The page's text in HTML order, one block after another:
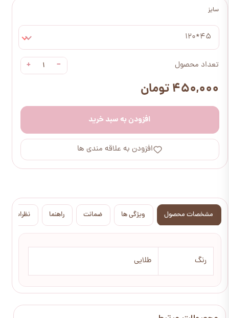
سایز
45*120
تعداد محصول −
+
۴۵۰,۰۰۰ تومان
افزودن به سبد خرید
افزودن به علاقه مندی ها
مشخصات محصول ویژگی ها ضمانت راهنما نظرات
رنگ طلایی